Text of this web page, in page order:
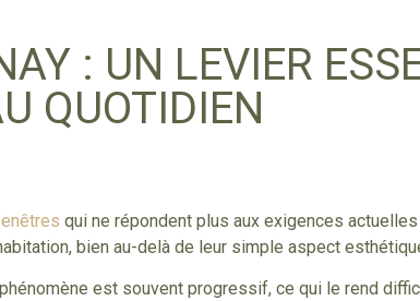
: UN LEVIER
QUOTIDIEN
qui ne répondent plus aux exigences
bien au-delà de leur simple aspect
est souvent progressif, ce qui le rend